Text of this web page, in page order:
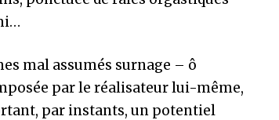
mal assumés surnage – ô
par le réalisateur lui-même,
par instants, un potentiel